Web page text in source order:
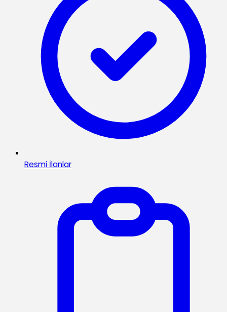
Resmi İlanlar